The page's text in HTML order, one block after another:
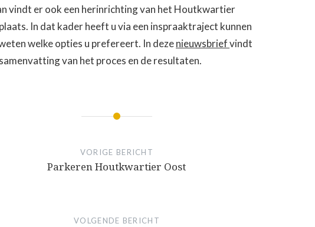
vindt er ook een herinrichting van het Houtkwartier
In dat kader heeft u via een inspraaktraject kunnen
welke opties u prefereert. In dezenieuwsbriefvindt
van het proces en de resultaten.
VORIGE BERICHT
Parkeren Houtkwartier Oost
VOLGENDE BERICHT